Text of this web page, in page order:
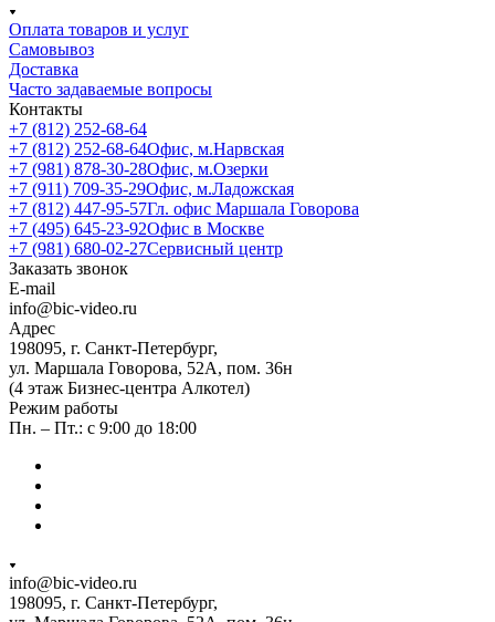
Оплата товаров и услуг
Самовывоз
Доставка
Часто задаваемые вопросы
Контакты
+7 (812) 252-68-64
+7 (812) 252-68-64Офис, м.Нарвская
+7 (981) 878-30-28Офис, м.Озерки
+7 (911) 709-35-29Офис, м.Ладожская
+7 (812) 447-95-57Гл. офис Маршала Говорова
+7 (495) 645-23-92Офис в Москве
+7 (981) 680-02-27Сервисный центр
Заказать звонок
E-mail
info@bic-video.ru
Адрес
198095, г. Санкт-Петербург,
ул. Маршала Говорова, 52А, пом. 36н
(4 этаж Бизнес-центра Алкотел)
Режим работы
Пн. – Пт.: с 9:00 до 18:00
info@bic-video.ru
198095, г. Санкт-Петербург,